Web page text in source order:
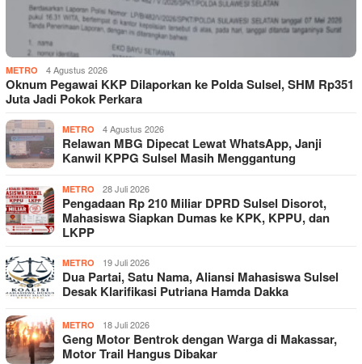
METRO 4 Agustus 2026
Oknum Pegawai KKP Dilaporkan ke Polda Sulsel, SHM Rp351
Juta Jadi Pokok Perkara
METRO 4 Agustus 2026
Relawan MBG Dipecat Lewat WhatsApp, Janji
Kanwil KPPG Sulsel Masih Menggantung
METRO 28 Juli 2026
Pengadaan Rp 210 Miliar DPRD Sulsel Disorot,
Mahasiswa Siapkan Dumas ke KPK, KPPU, dan
LKPP
METRO 19 Juli 2026
Dua Partai, Satu Nama, Aliansi Mahasiswa Sulsel
Desak Klarifikasi Putriana Hamda Dakka
METRO 18 Juli 2026
Geng Motor Bentrok dengan Warga di Makassar,
Motor Trail Hangus Dibakar